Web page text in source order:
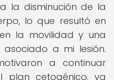
la disminución de la
lo que resultó en
la movilidad y una
a mi lesión.
a continuar
plan cetogénico, ya